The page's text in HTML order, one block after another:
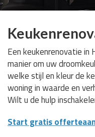
Een keukenrenovatie
manier om uw
welke stijl en kleur de
woning in waarde en
Wilt u de hulp
Start gratis